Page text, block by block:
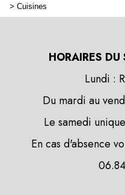
> Cuisines
HORAIRES DU
Lundi :
Du mardi au
Le samedi
En cas d'absence